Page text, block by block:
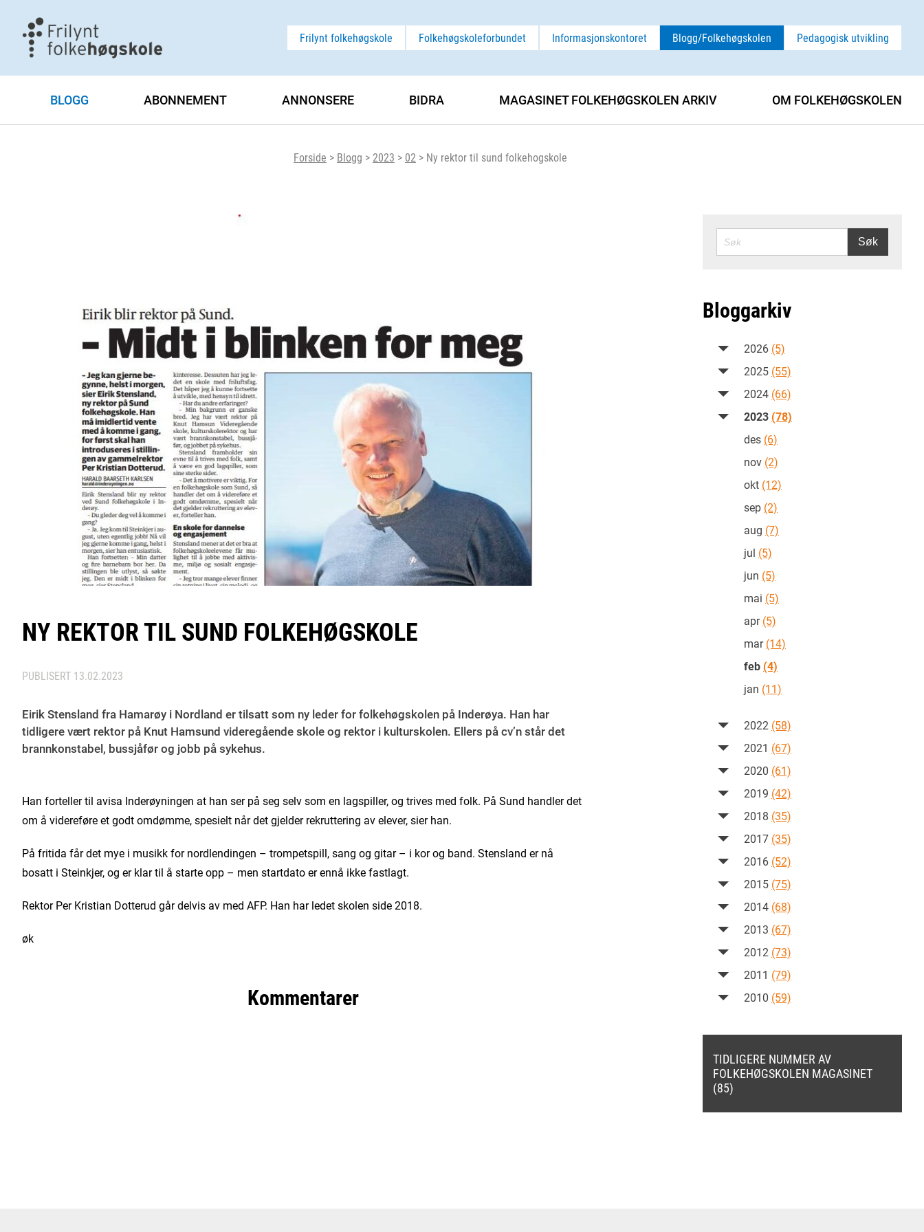
Frilynt folkehøgskole Folkehøgskoleforbundet Informasjonskontoret Blogg/Folkehøgskolen Pedagogisk utvikling
Forside > Blogg > 2023 > 02 > Ny rektor til sund folkehogskole
BLOGG ABONNEMENT ANNONSERE BIDRA MAGASINET FOLKEHØGSKOLEN ARKIV OM FOLKEHØGSKOLEN
NY REKTOR TIL SUND FOLKEHØGSKOLE
PUBLISERT 13.02.2023
Eirik Stensland fra Hamarøy i Nordland er tilsatt som ny leder for folkehøgskolen på Inderøya. Han har
tidligere vært rektor på Knut Hamsund videregående skole og rektor i kulturskolen. Ellers på cv’n står det
brannkonstabel, bussjåfør og jobb på sykehus.
Han forteller til avisa Inderøyningen at han ser på seg selv som en lagspiller, og trives med folk. På Sund handler det
om å videreføre et godt omdømme, spesielt når det gjelder rekruttering av elever, sier han.
På fritida får det mye i musikk for nordlendingen – trompetspill, sang og gitar – i kor og band. Stensland er nå
bosatt i Steinkjer, og er klar til å starte opp – men startdato er ennå ikke fastlagt.
Rektor Per Kristian Dotterud går delvis av med AFP. Han har ledet skolen side 2018.
øk
Kommentarer
SØK Søk
Bloggarkiv
2026 (5)
2025 (55)
2024 (66)
2023 (78)
des (6)
nov (2)
okt (12)
sep (2)
aug (7)
jul (5)
jun (5)
mai (5)
apr(5)
mar(14)
feb (4)
jan (11)
2022 (58)
2021 (67)
2020 (61)
2019 (42)
2018 (35)
2017 (35)
2016 (52)
2015 (75)
2014 (68)
2013 (67)
2012 (73)
2011 (79)
2010 (59)
TIDLIGERE NUMMER AV
FOLKEHØGSKOLEN MAGASINET
(85)